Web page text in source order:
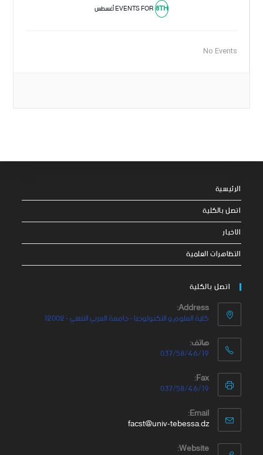
EVENTS FOR8TH أغسطس
No Events
الرئيسية
اتصل بالكلية
الاخبار
التظاهرات العلمية
اتصل بالكلية
Address:
كلية العلوم و التكنولوجيا - جامعة العربي التبسي - 12002
هاتف:
037/58/46/19
Fax:
037/58/46/19
Email:
facst@univ-tebessa.dz
Website: